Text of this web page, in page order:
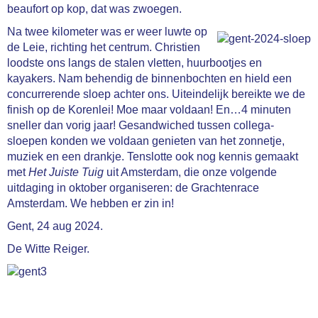
beaufort op kop, dat was zwoegen.
Na twee kilometer was er weer luwte op
de Leie, richting het centrum. Christien
loodste ons langs de stalen vletten, huurbootjes en
kayakers. Nam behendig de binnenbochten en hield een
concurrerende sloep achter ons. Uiteindelijk bereikte we de
finish op de Korenlei! Moe maar voldaan! En…4 minuten
sneller dan vorig jaar! Gesandwiched tussen collega-
sloepen konden we voldaan genieten van het zonnetje,
muziek en een drankje. Tenslotte ook nog kennis gemaakt
metHet Juiste Tuig uit Amsterdam, die onze volgende
uitdaging in oktober organiseren: de Grachtenrace
Amsterdam. We hebben er zin in!
Gent, 24 aug 2024.
De Witte Reiger.